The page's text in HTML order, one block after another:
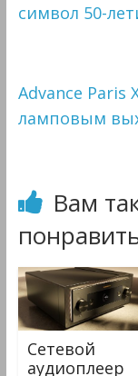
символ 50-
Advance Paris
ламповым
Вам
Сетевой
аудиоплеер